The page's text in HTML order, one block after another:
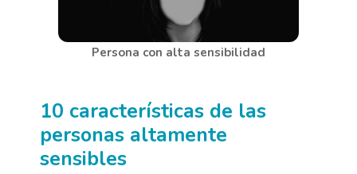
Persona con alta sensibilidad
10 características de las
personas altamente
sensibles